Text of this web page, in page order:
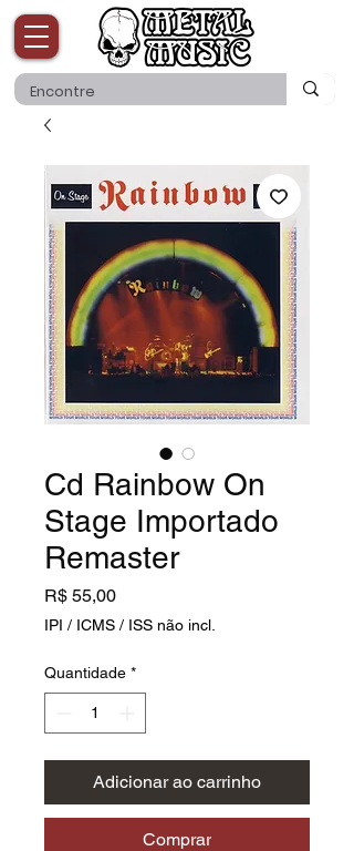
Cd Rainbow On
Stage Importado
Remaster
R$ 55,00Preço
IPI / ICMS / ISS não incl.
Quantidade *
Adicionar ao carrinho
Comprar